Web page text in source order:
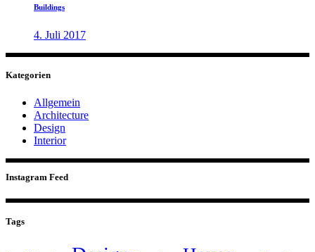
Buildings
4. Juli 2017
Kategorien
Allgemein
Architecture
Design
Interior
Instagram Feed
Tags